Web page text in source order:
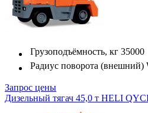
Грузоподъёмность, кг 35000
Радиус поворота (внешний)
Запрос цены
Дизельный тягач 45,0 т HELI